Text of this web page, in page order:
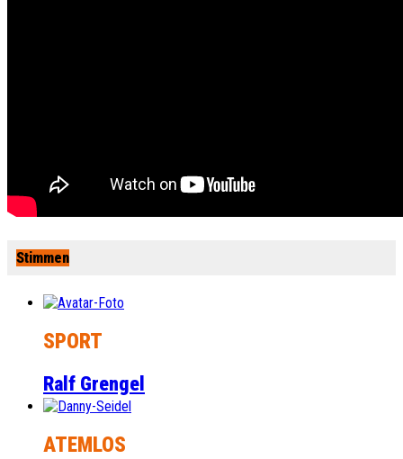
Stimmen
SPORT
Ralf Grengel
ATEMLOS